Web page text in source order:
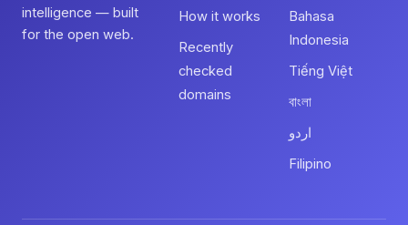
intelligence — built
for the open web.
How it works
Recently
checked
domains
Bahasa
Indonesia
Tiếng Việt
বাংলা
اردو
Filipino